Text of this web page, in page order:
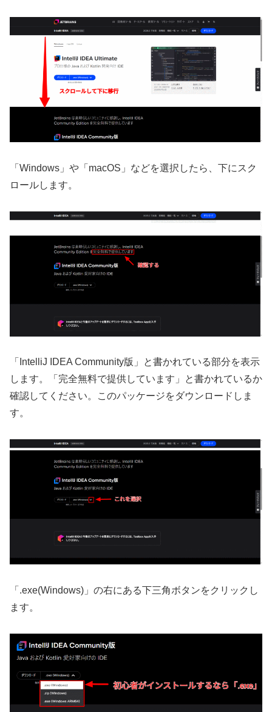
「Windows」や「macOS」などを選択したら、下にスク
ロールします。
「IntelliJ IDEA Community版」と書かれている部分を表示
します。「完全無料で提供しています」と書かれているか
確認してください。このパッケージをダウンロードしま
す。
「.exe(Windows)」の右にある下三角ボタンをクリックし
ます。